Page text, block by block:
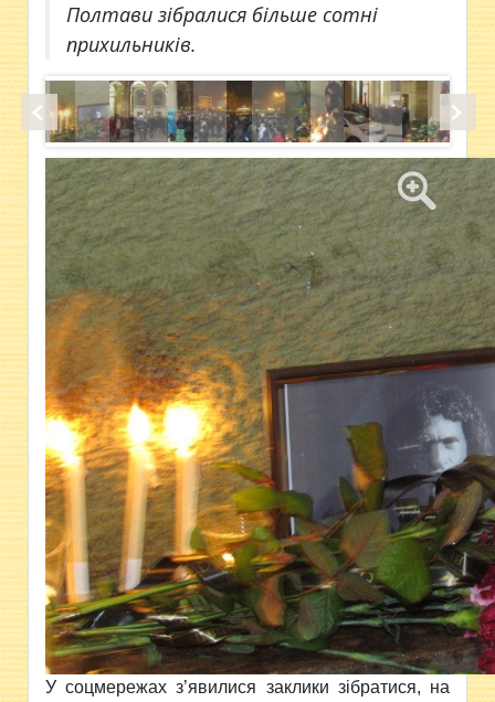
Полтави зібралися більше сотні
прихильників.
У соцмережах з’явилися заклики зібратися, на